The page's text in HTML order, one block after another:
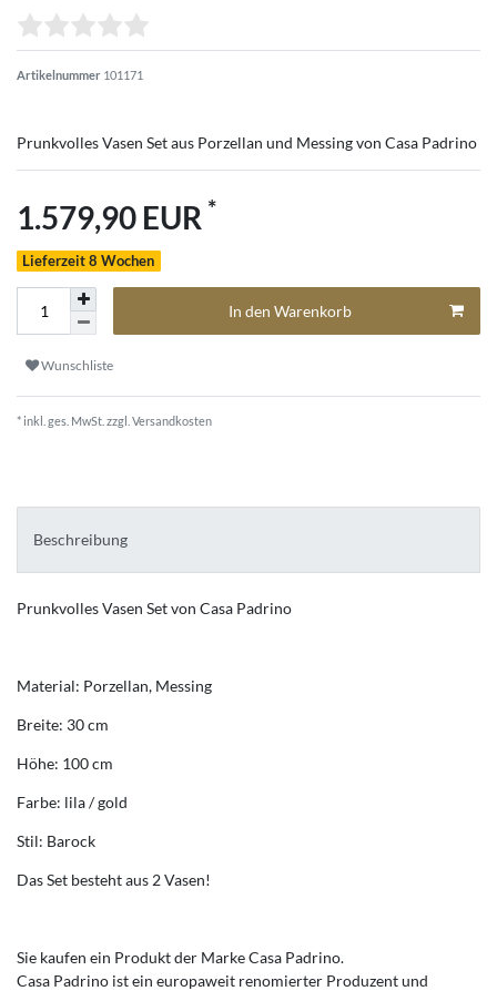
Artikelnummer 101171
Prunkvolles Vasen Set aus Porzellan und Messing von Casa Padrino
1.579,90 EUR *
Lieferzeit 8 Wochen
In den Warenkorb
Wunschliste
* inkl. ges. MwSt. zzgl. Versandkosten
Beschreibung
Prunkvolles Vasen Set von Casa Padrino
Material: Porzellan, Messing
Breite: 30 cm
Höhe: 100 cm
Farbe: lila / gold
Stil: Barock
Das Set besteht aus 2 Vasen!
Sie kaufen ein Produkt der Marke Casa Padrino.
Casa Padrino ist ein europaweit renomierter Produzent und